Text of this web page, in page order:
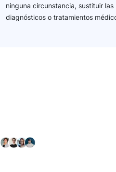
ninguna circunstancia, sustituir
diagnósticos o tratamientos